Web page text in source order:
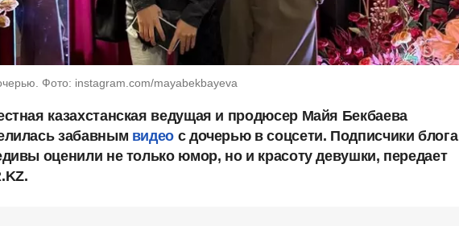
Фото: instagram.com/mayabekbayeva
казахстанская ведущая и продюсер Майя Бекбаева
забавным видео с дочерью в соцсети. Подписчики блога
оценили не только юмор, но и красоту девушки, передает